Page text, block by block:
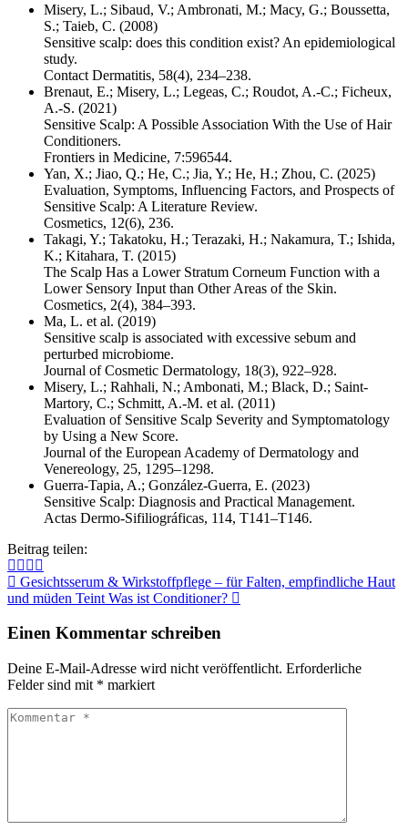
Misery, L.; Sibaud, V.; Ambronati, M.; Macy, G.; Boussetta,
S.; Taieb, C. (2008)
Sensitive scalp: does this condition exist? An epidemiological
study.
Contact Dermatitis, 58(4), 234–238.
Brenaut, E.; Misery, L.; Legeas, C.; Roudot, A.-C.; Ficheux,
A.-S. (2021)
Sensitive Scalp: A Possible Association With the Use of Hair
Conditioners.
Frontiers in Medicine, 7:596544.
Yan, X.; Jiao, Q.; He, C.; Jia, Y.; He, H.; Zhou, C. (2025)
Evaluation, Symptoms, Influencing Factors, and Prospects of
Sensitive Scalp: A Literature Review.
Cosmetics, 12(6), 236.
Takagi, Y.; Takatoku, H.; Terazaki, H.; Nakamura, T.; Ishida,
K.; Kitahara, T. (2015)
The Scalp Has a Lower Stratum Corneum Function with a
Lower Sensory Input than Other Areas of the Skin.
Cosmetics, 2(4), 384–393.
Ma, L. et al. (2019)
Sensitive scalp is associated with excessive sebum and
perturbed microbiome.
Journal of Cosmetic Dermatology, 18(3), 922–928.
Misery, L.; Rahhali, N.; Ambonati, M.; Black, D.; Saint-
Martory, C.; Schmitt, A.-M. et al. (2011)
Evaluation of Sensitive Scalp Severity and Symptomatology
by Using a New Score.
Journal of the European Academy of Dermatology and
Venereology, 25, 1295–1298.
Guerra-Tapia, A.; González-Guerra, E. (2023)
Sensitive Scalp: Diagnosis and Practical Management.
Actas Dermo-Sifiliográficas, 114, T141–T146.
Beitrag teilen:
Gesichtsserum & Wirkstoffpflege – für Falten, empfindliche Haut
und müden Teint Was ist Conditioner?
Einen Kommentar schreiben
Deine E-Mail-Adresse wird nicht veröffentlicht. Erforderliche
Felder sind mit * markiert